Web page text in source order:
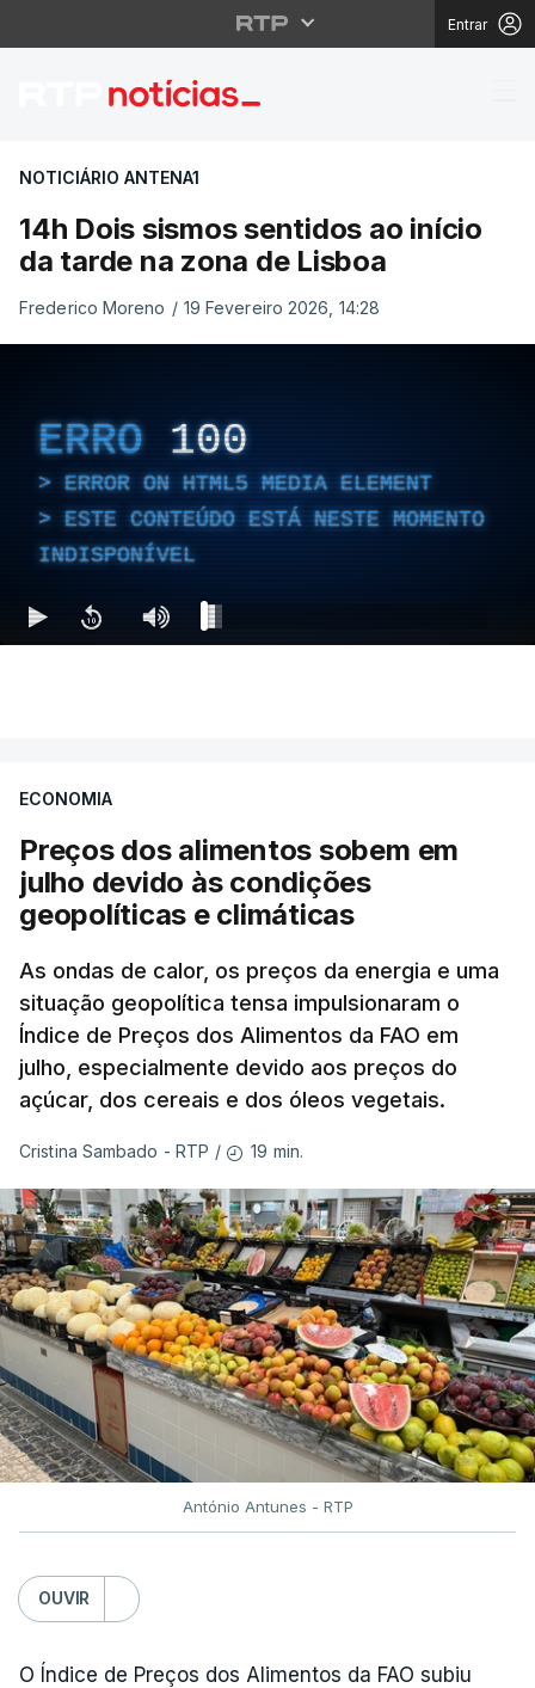
Entrar
14h Dois sismos
NOTICIÁRIO ANTENA1
14h Dois sismos sentidos ao início
da tarde na zona de Lisboa
Frederico Moreno / 19 Fevereiro 2026, 14:28
ERRO 100
ERROR ON HTML5 MEDIA ELEMENT
ESTE CONTEÚDO ESTÁ NESTE MOMENTO
INDISPONÍVEL
ECONOMIA
Preços dos alimentos sobem em
julho devido às condições
geopolíticas e climáticas
As ondas de calor, os preços da energia e uma
situação geopolítica tensa impulsionaram o
Índice de Preços dos Alimentos da FAO em
julho, especialmente devido aos preços do
açúcar, dos cereais e dos óleos vegetais.
Cristina Sambado - RTP / 19 min.
António Antunes - RTP
OUVIR
O Índice de Preços dos Alimentos da FAO subiu